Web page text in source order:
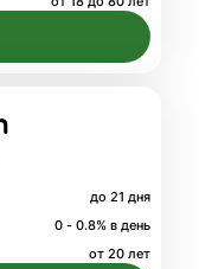
до 21 дня
0 - 0.8% в день
от 20 лет